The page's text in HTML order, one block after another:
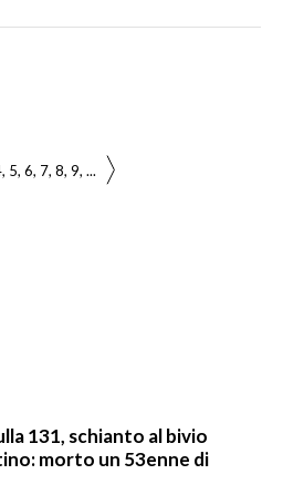
5 6 7 8 9 ...
131, schianto al bivio
morto un 53enne di